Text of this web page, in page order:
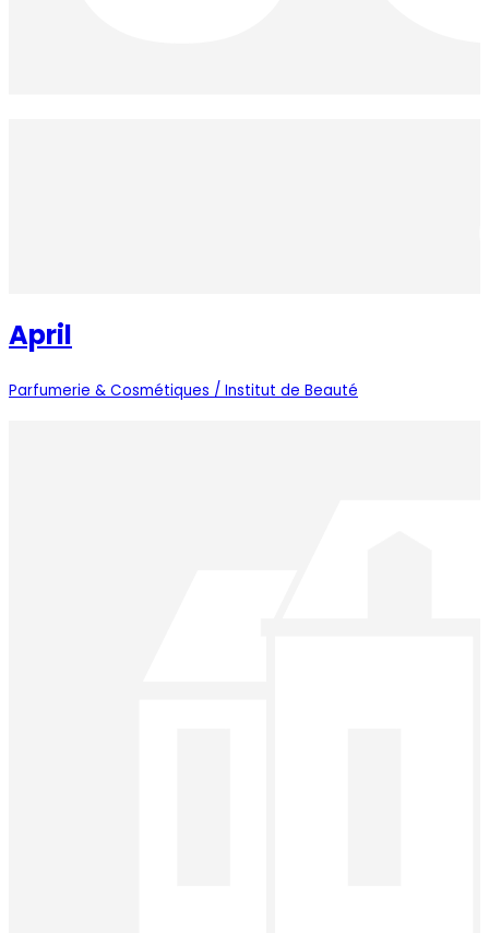
April
Parfumerie & Cosmétiques / Institut de Beauté